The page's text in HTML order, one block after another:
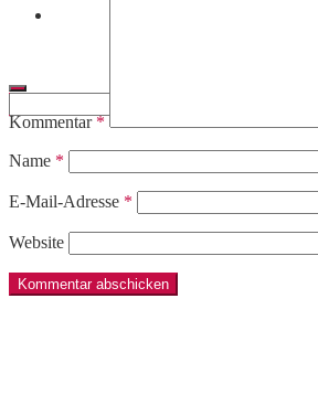
Kommentar*
Name *
E-Mail-Adresse *
Website